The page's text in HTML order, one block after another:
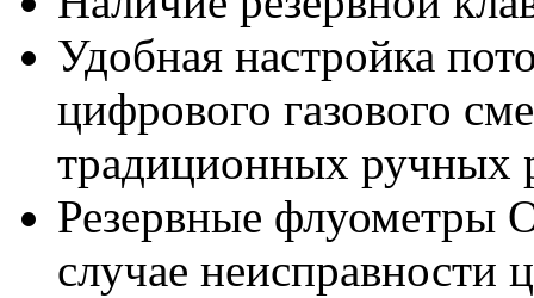
Удобная настройка
цифрового газового
традиционных ручных
Резервные флуометры
случае неисправности